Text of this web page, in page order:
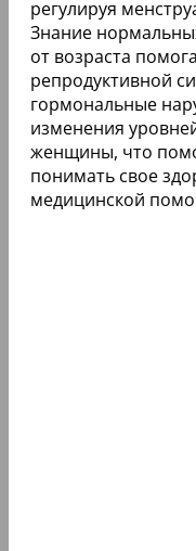
регулируя
Знание
от возраста
репродуктивной
гормональные
изменения
женщины, что
понимать свое
медицинской